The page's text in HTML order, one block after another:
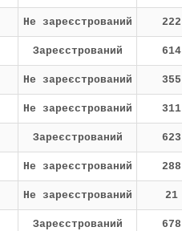
Не зареєстрований 222
Зареєстрований 614
Не зареєстрований 355
Не зареєстрований 311
Зареєстрований 623
Не зареєстрований 288
Не зареєстрований 21
Зареєстрований 678